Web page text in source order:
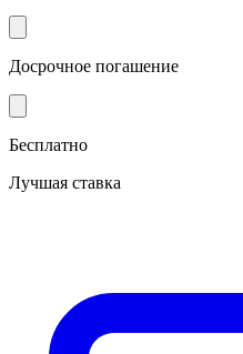
Досрочное погашение
Бесплатно
Лучшая ставка